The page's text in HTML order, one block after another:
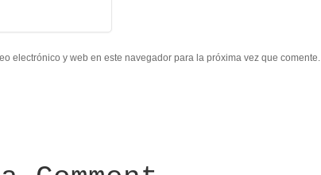
electrónico y web en este navegador para la próxima vez que comente.